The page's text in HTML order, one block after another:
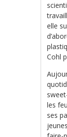
elle
Cohl
les
ses